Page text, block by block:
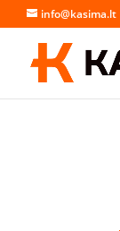
info@kasima.lt